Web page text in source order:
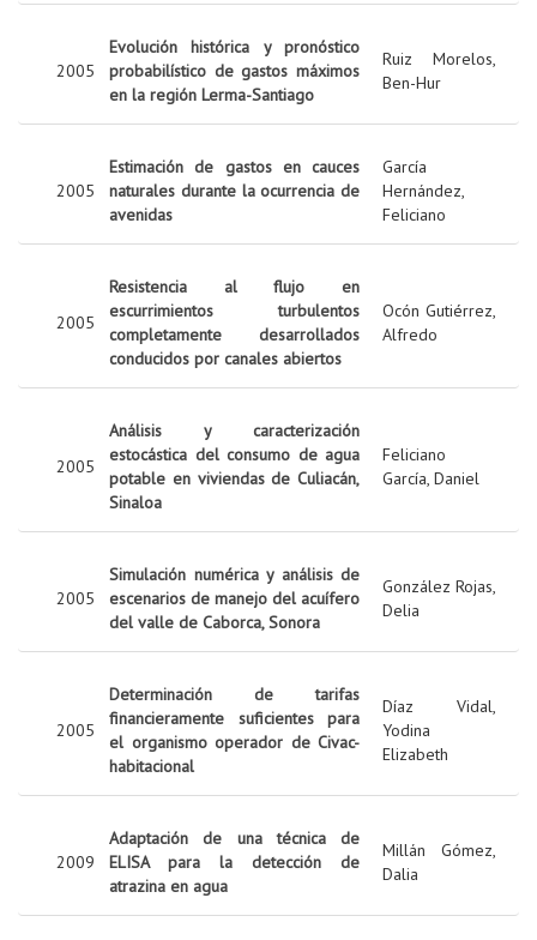
2005
Evolución histórica y pronóstico
probabilístico de gastos máximos
en la región Lerma-Santiago
Ruiz Morelos,
Ben-Hur
2005
Estimación de gastos en cauces
naturales durante la ocurrencia de
avenidas
García
Hernández,
Feliciano
2005
Resistencia al flujo en
escurrimientos turbulentos
completamente desarrollados
conducidos por canales abiertos
Ocón Gutiérrez,
Alfredo
2005
Análisis y caracterización
estocástica del consumo de agua
potable en viviendas de Culiacán,
Sinaloa
Feliciano
García, Daniel
2005
Simulación numérica y análisis de
escenarios de manejo del acuífero
del valle de Caborca, Sonora
González Rojas,
Delia
2005
Determinación de tarifas
financieramente suficientes para
el organismo operador de Civac-
habitacional
Díaz Vidal,
Yodina
Elizabeth
2009
Adaptación de una técnica de
ELISA para la detección de
atrazina en agua
Millán Gómez,
Dalia